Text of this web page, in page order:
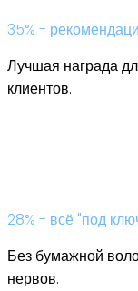
35% -
Лучшая награда
клиентов.
28% - всё "под
Без бумажной
нервов.